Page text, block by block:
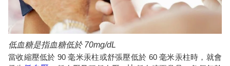
低血糖是指血糖低於 70mg/dL
當收縮壓低於 90 毫米汞柱或舒張壓低於 60 毫米汞柱時，就會